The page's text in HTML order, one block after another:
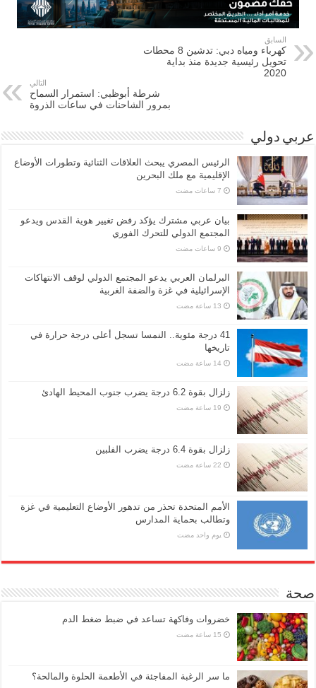
السابق
كهرباء ومياه دبي: تدشين 8 محطات
تحويل رئيسية جديدة منذ بداية
2020
التالي
شرطة أبوظبي: استمرار السماح
بمرور الشاحنات في ساعات الذروة
عربي دولي
الرئيس المصري يبحث العلاقات الثنائية وتطورات الأوضاع
الإقليمية مع ملك البحرين
بيان عربي مشترك يؤكد رفض تغيير هوية القدس ويدعو
المجتمع الدولي للتحرك الفوري
البرلمان العربي يدعو المجتمع الدولي لوقف الانتهاكات
الإسرائيلية في غزة والضفة الغربية
41 درجة مئوية.. النمسا تسجل أعلى درجة حرارة في
تاريخها
زلزال بقوة 6.2 درجة يضرب جنوب المحيط الهادئ
زلزال بقوة 6.4 درجة يضرب الفلبين
الأمم المتحدة تحذر من تدهور الأوضاع التعليمية في غزة
وتطالب بحماية المدارس
‏يوم واحد مضت
صحة
خضروات وفاكهة تساعد في ضبط ضغط الدم
ما سر الرغبة المفاجئة في الأطعمة الحلوة والمالحة؟